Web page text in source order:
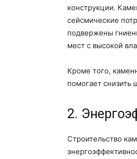
конструкции.
сейсмические
подвержены
мест с высокой
Кроме того,
помогает снизить
2.
Строительство